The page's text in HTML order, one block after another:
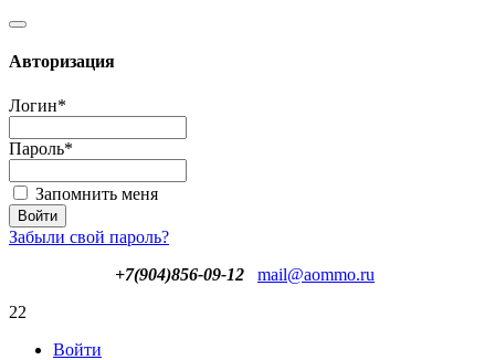
Авторизация
Логин*
Пароль*
Запомнить меня
Забыли свой пароль?
+7(904)856-09-12
mail@aommo.ru
22
Войти